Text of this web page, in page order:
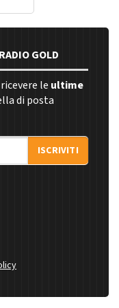
GOLD
le ultime
di posta
ISCRIVITI